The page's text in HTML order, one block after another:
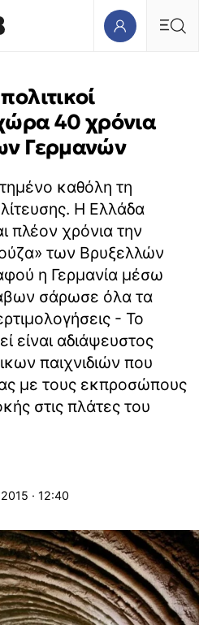
40 χρόνια
Γερμανών
καθόλη τη
Η Ελλάδα
πλέον χρόνια την
των Βρυξελλών
η Γερμανία μέσω
σάρωσε όλα τα
- Το
είναι αδιάψευστος
παιχνιδιών που
με τους εκπροσώπους
στις πλάτες του
· 12:40